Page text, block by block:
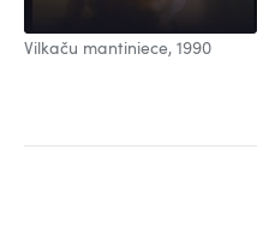
Vilkaču mantiniece, 1990